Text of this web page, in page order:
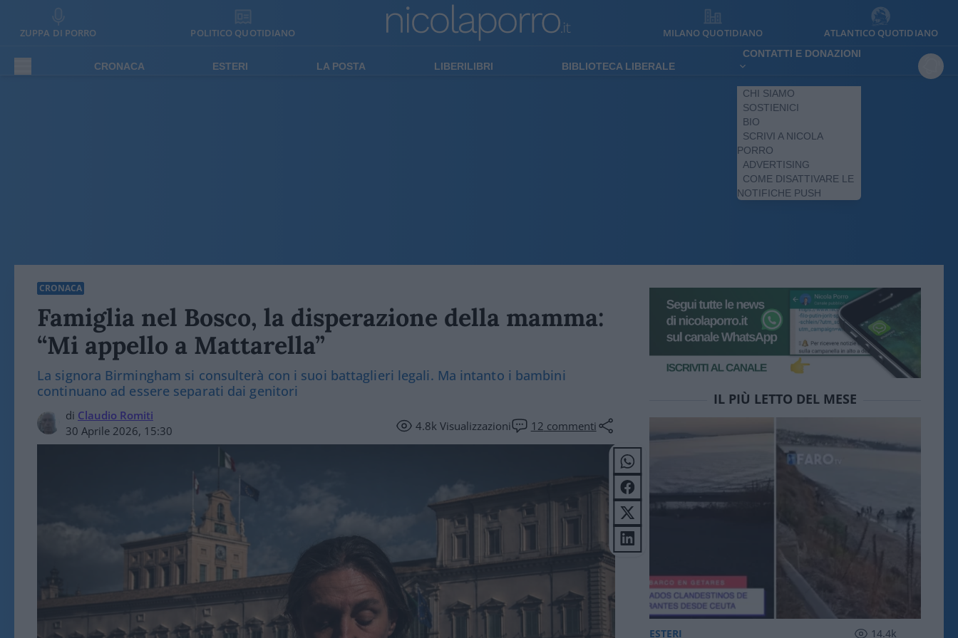
ZUPPA DI PORRO POLITICO QUOTIDIANO MILANO QUOTIDIANO ATLANTICO QUOTIDIANO
CRONACA ESTERI LA POSTA LIBERILIBRI BIBLIOTECA LIBERALE
CONTATTI E DONAZIONI
CHI SIAMO
SOSTIENICI
BIO
SCRIVI A NICOLA
PORRO
ADVERTISING
COME DISATTIVARE LE
NOTIFICHE PUSH
CRONACA
Famiglia nel Bosco, la disperazione della mamma:
“Mi appello a Mattarella”
La signora Birmingham si consulterà con i suoi battaglieri legali. Ma intanto i bambini
continuano ad essere separati dai genitori
di Claudio Romiti
30 Aprile 2026, 15:30
4.8kVisualizzazioni 12 commenti
IL PIÙ LETTO DEL MESE
ESTERI 14.4k